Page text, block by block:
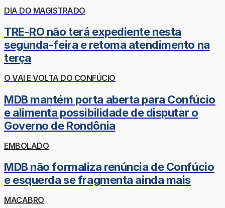
DIA DO MAGISTRADO
TRE-RO não terá expediente nesta
segunda-feira e retoma atendimento na
terça
O VAI E VOLTA DO CONFÚCIO
MDB mantém porta aberta para Confúcio
e alimenta possibilidade de disputar o
Governo de Rondônia
EMBOLADO
MDB não formaliza renúncia de Confúcio
e esquerda se fragmenta ainda mais
MACABRO